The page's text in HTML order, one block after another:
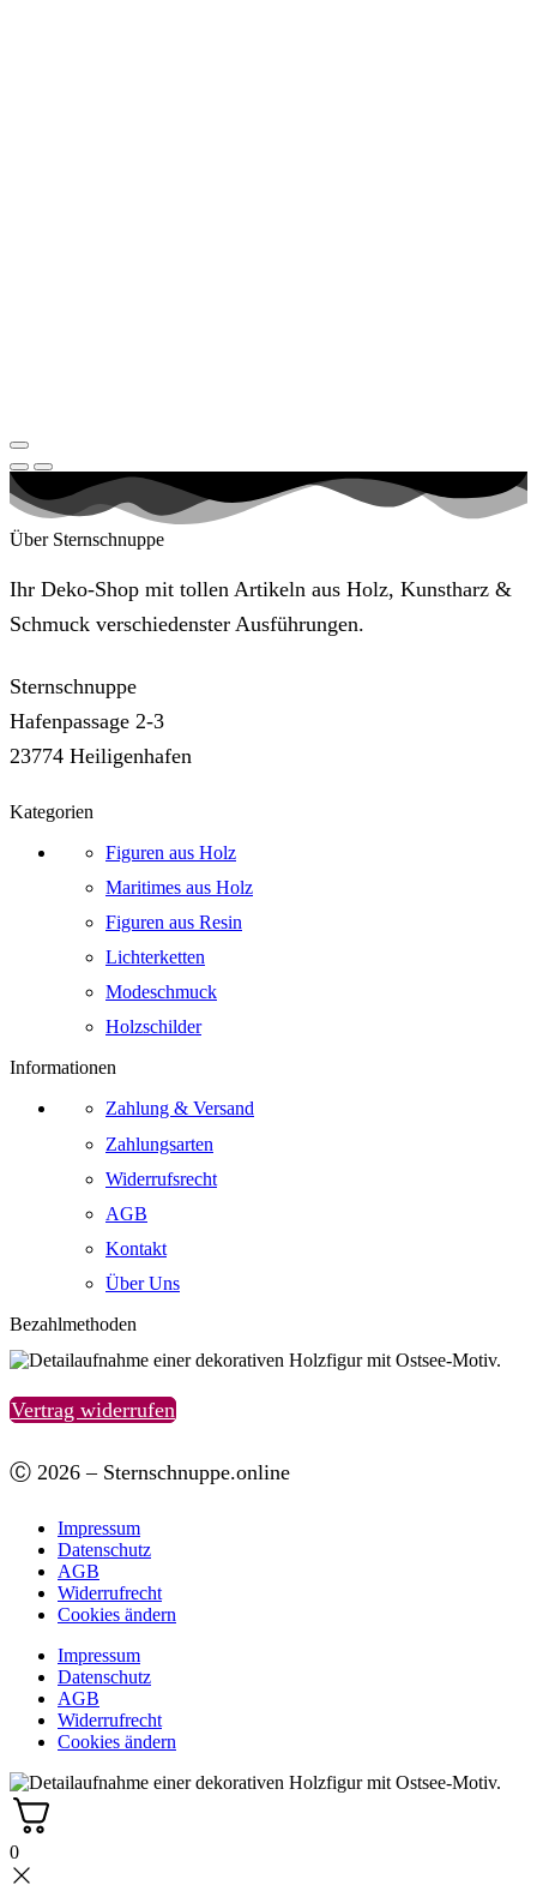
Über Sternschnuppe
Ihr Deko-Shop mit tollen Artikeln aus Holz, Kunstharz &
Schmuck verschiedenster Ausführungen.
Sternschnuppe
Hafenpassage 2-3
23774 Heiligenhafen
Kategorien
Figuren aus Holz
Maritimes aus Holz
Figuren aus Resin
Lichterketten
Modeschmuck
Holzschilder
Informationen
Zahlung & Versand
Zahlungsarten
Widerrufsrecht
AGB
Kontakt
Über Uns
Bezahlmethoden
Vertrag widerrufen
Ⓒ 2026 – Sternschnuppe.online
Impressum
Datenschutz
AGB
Widerrufrecht
Cookies ändern
Impressum
Datenschutz
AGB
Widerrufrecht
Cookies ändern
0